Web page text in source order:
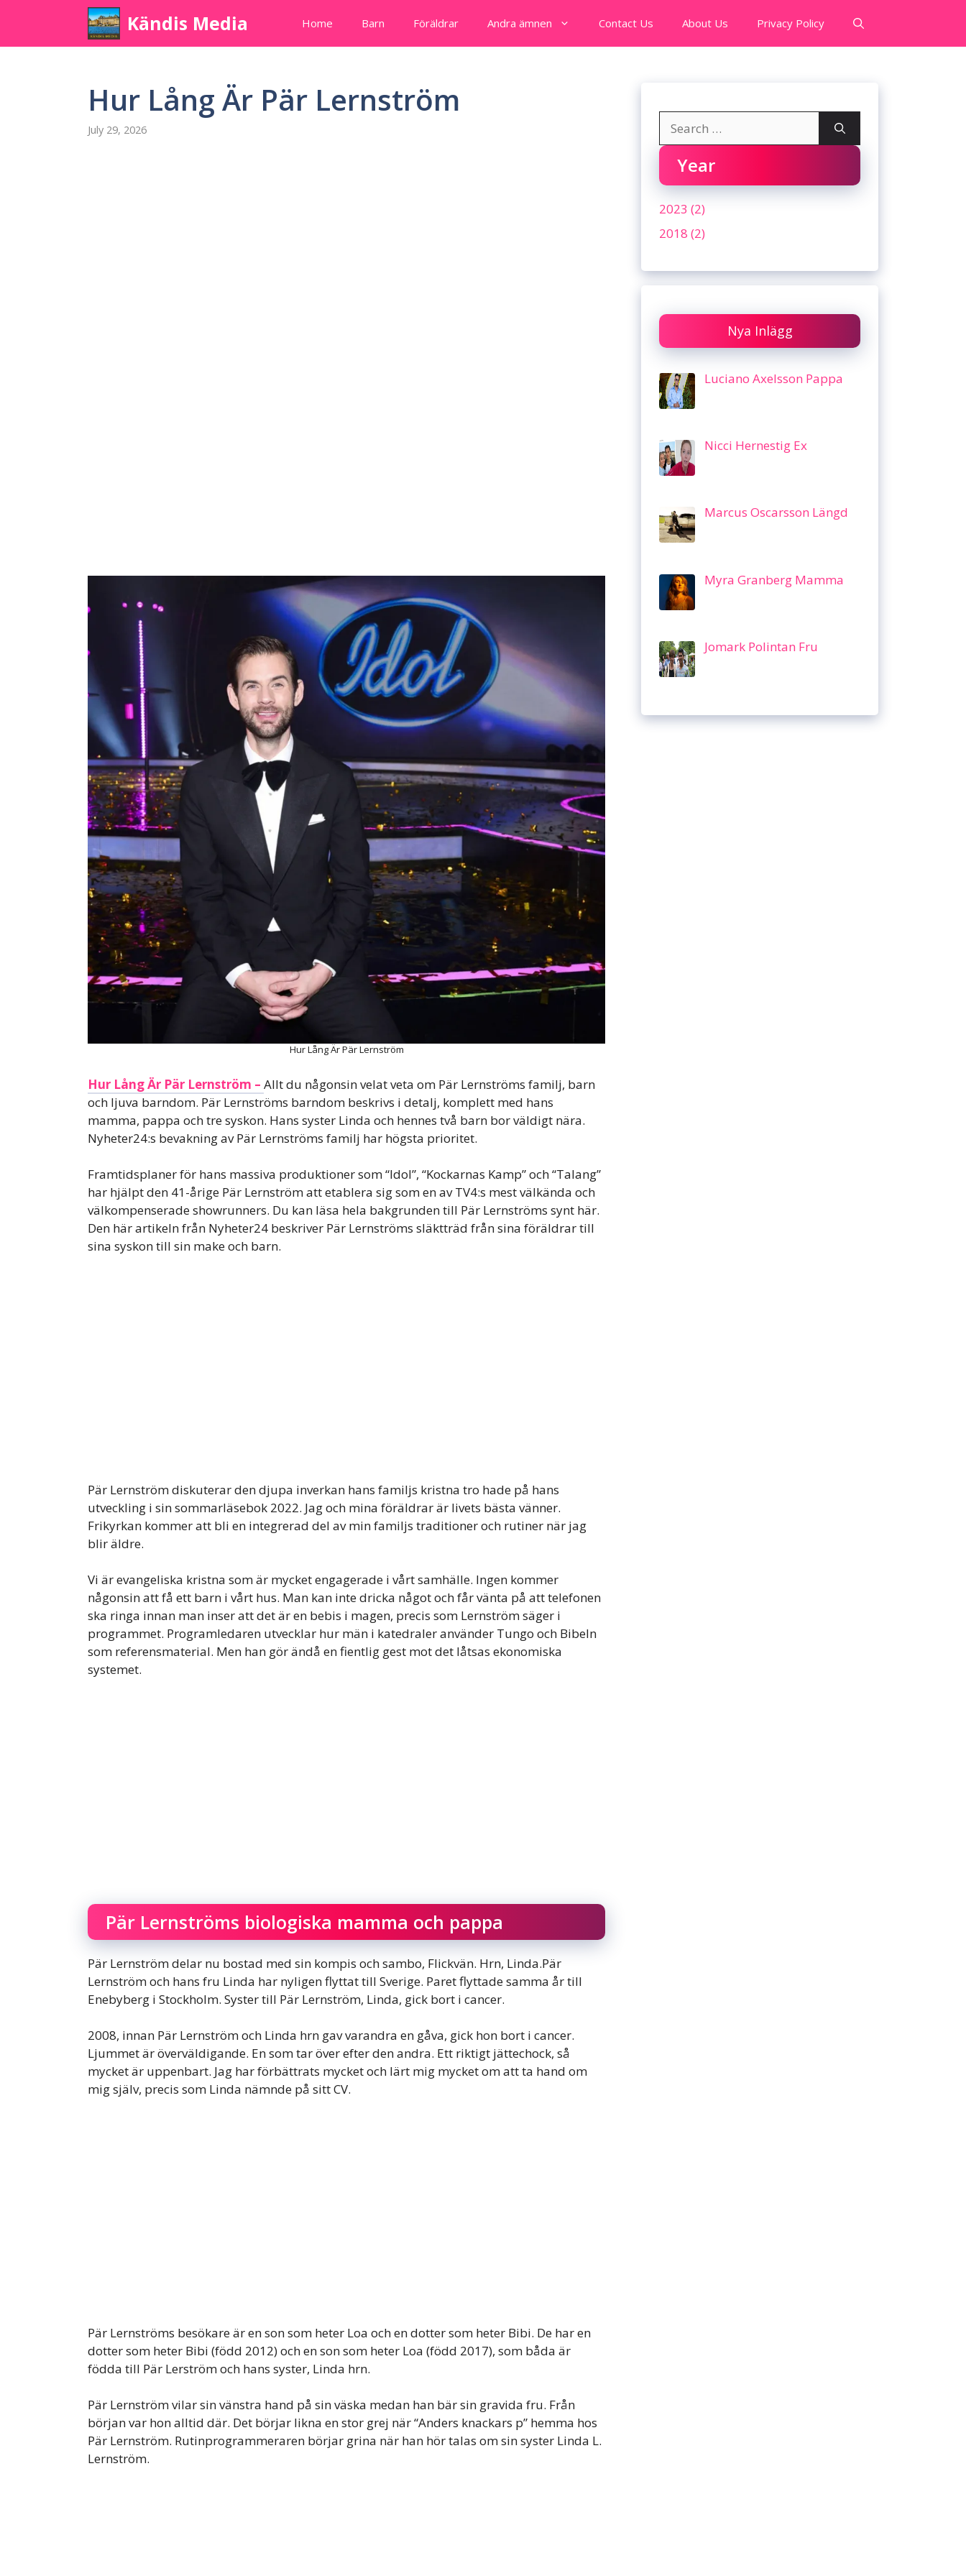
content
Kändis Media Home Barn Föräldrar Andra ämnen Contact Us About Us Privacy Policy
Hur Lång Är Pär Lernström
July 29, 2026
Hur Lång Är Pär Lernström
Hur Lång Är Pär Lernström – Allt du någonsin velat veta om Pär Lernströms familj, barn
och ljuva barndom. Pär Lernströms barndom beskrivs i detalj, komplett med hans
mamma, pappa och tre syskon. Hans syster Linda och hennes två barn bor väldigt nära.
Nyheter24:s bevakning av Pär Lernströms familj har högsta prioritet.
Framtidsplaner för hans massiva produktioner som “Idol”, “Kockarnas Kamp” och “Talang”
har hjälpt den 41-årige Pär Lernström att etablera sig som en av TV4:s mest välkända och
välkompenserade showrunners. Du kan läsa hela bakgrunden till Pär Lernströms synt här.
Den här artikeln från Nyheter24 beskriver Pär Lernströms släktträd från sina föräldrar till
sina syskon till sin make och barn.
Pär Lernström diskuterar den djupa inverkan hans familjs kristna tro hade på hans
utveckling i sin sommarläsebok 2022. Jag och mina föräldrar är livets bästa vänner.
Frikyrkan kommer att bli en integrerad del av min familjs traditioner och rutiner när jag
blir äldre.
Vi är evangeliska kristna som är mycket engagerade i vårt samhälle. Ingen kommer
någonsin att få ett barn i vårt hus. Man kan inte dricka något och får vänta på att telefonen
ska ringa innan man inser att det är en bebis i magen, precis som Lernström säger i
programmet. Programledaren utvecklar hur män i katedraler använder Tungo och Bibeln
som referensmaterial. Men han gör ändå en fientlig gest mot det låtsas ekonomiska
systemet.
Pär Lernströms biologiska mamma och pappa
Pär Lernström delar nu bostad med sin kompis och sambo, Flickvän. Hrn, Linda.Pär
Lernström och hans fru Linda har nyligen flyttat till Sverige. Paret flyttade samma år till
Enebyberg i Stockholm. Syster till Pär Lernström, Linda, gick bort i cancer.
2008, innan Pär Lernström och Linda hrn gav varandra en gåva, gick hon bort i cancer.
Ljummet är överväldigande. En som tar över efter den andra. Ett riktigt jättechock, så
mycket är uppenbart. Jag har förbättrats mycket och lärt mig mycket om att ta hand om
mig själv, precis som Linda nämnde på sitt CV.
Pär Lernströms besökare är en son som heter Loa och en dotter som heter Bibi. De har en
dotter som heter Bibi (född 2012) och en son som heter Loa (född 2017), som båda är
födda till Pär Lerström och hans syster, Linda hrn.
Pär Lernström vilar sin vänstra hand på sin väska medan han bär sin gravida fru. Från
början var hon alltid där. Det börjar likna en stor grej när “Anders knackars p” hemma hos
Pär Lernström. Rutinprogrammeraren börjar grina när han hör talas om sin syster Linda L.
Lernström.
for:
Year
2023 (2)
2018 (2)
Nya Inlägg
Luciano Axelsson Pappa
Nicci Hernestig Ex
Marcus Oscarsson Längd
Myra Granberg Mamma
Jomark Polintan Fru